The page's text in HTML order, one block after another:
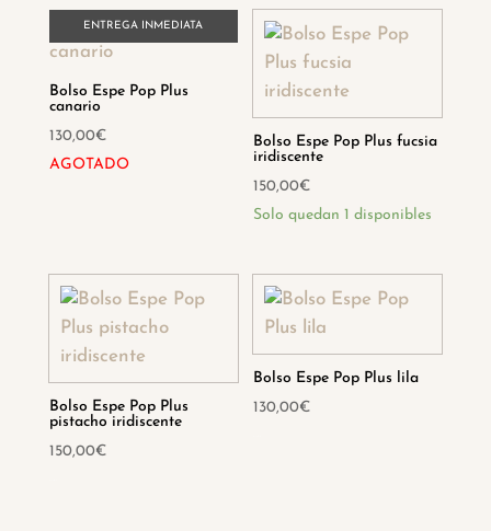
ENTREGA INMEDIATA
Bolso Espe Pop Plus
canario
130,00€
AGOTADO
Bolso Espe Pop Plus fucsia
iridiscente
150,00€
Solo quedan 1 disponibles
Bolso Espe Pop Plus
pistacho iridiscente
150,00€
Bolso Espe Pop Plus lila
130,00€